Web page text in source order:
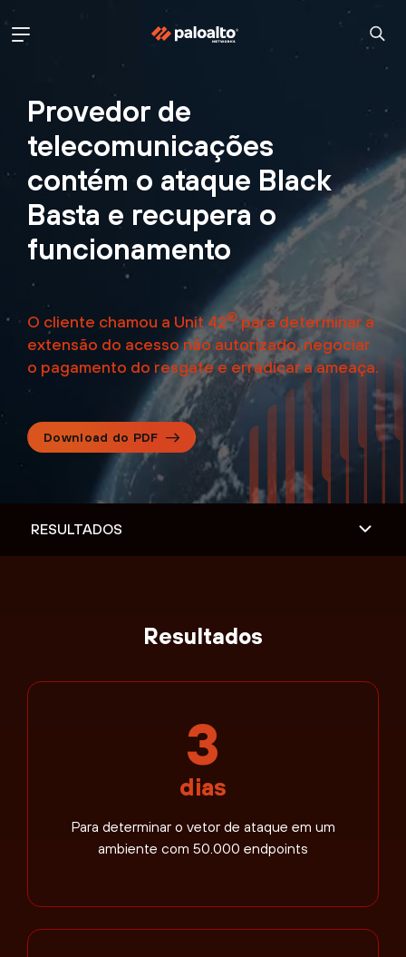
Provedor de
telecomunicações
contém o ataque Black
Basta e recupera o
funcionamento
O cliente chamou a Unit 42® para determinar a
extensão do acesso não autorizado, negociar
o pagamento do resgate e erradicar a ameaça.
Download do PDF
Resultados
3
dias
Para determinar o vetor de ataque em um
ambiente com 50.000 endpoints